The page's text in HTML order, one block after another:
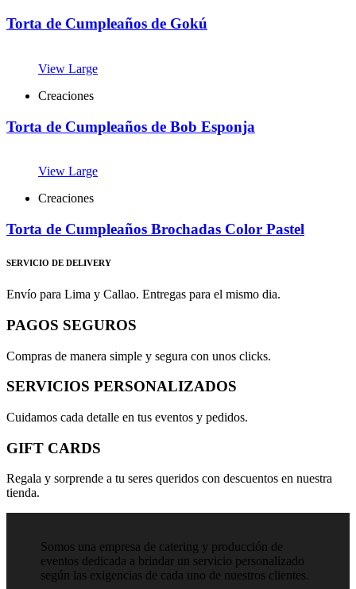
Torta de Cumpleaños de Gokú
View Large
Creaciones
Torta de Cumpleaños de Bob Esponja
View Large
Creaciones
Torta de Cumpleaños Brochadas Color Pastel
SERVICIO DE DELIVERY
Envío para Lima y Callao. Entregas para el mismo dia.
PAGOS SEGUROS
Compras de manera simple y segura con unos clicks.
SERVICIOS PERSONALIZADOS
Cuidamos cada detalle en tus eventos y pedidos.
GIFT CARDS
Regala y sorprende a tu seres queridos con descuentos en nuestra
tienda.
Somos una empresa de catering y producción de
eventos dedicada a brindar un servicio personalizado
según las exigencias de cada uno de nuestros clientes.